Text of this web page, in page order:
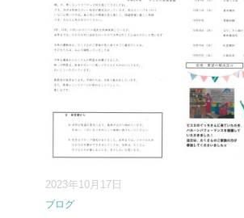
2023年10月17日
ブログ